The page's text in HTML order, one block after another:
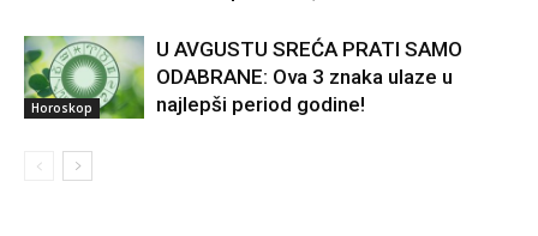
Horoskop
U AVGUSTU SREĆA PRATI SAMO
ODABRANE: Ova 3 znaka ulaze u
najlepši period godine!